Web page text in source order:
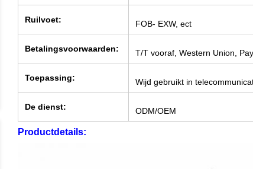
Ruilvoet: FOB- EXW, ect
Betalingsvoorwaarden: T/T vooraf, Western Union,
Toepassing: Wijd gebruikt in
De dienst: ODM/OEM
Productdetails: